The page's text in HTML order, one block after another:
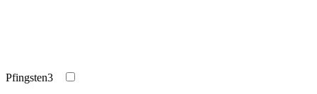
Pfingsten3